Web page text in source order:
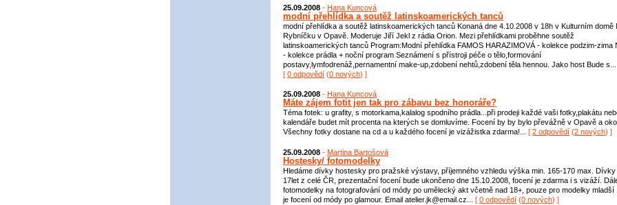
25.09.2008 - Hana Kuncová
modní přehlídka a soutěž latinskoamerických tanců
modní přehlídka a soutěž latinskoamerických tanců Konaná dne 4.10.2008 v 18h v Kulturním domě
Rybníčku v Opavě. Moderuje Jiří Jekl z rádia Orion. Mezi přehlídkami proběhne soutěž
latinskoamerických tanců Program:Modní přehlídka FAMOS HARAZIMOVÁ - kolekce podzim-zima
- kolekce prádla + noční program Seznámení s přístroji péče o tělo,formování
postavy,lymfodrenáž,pernamentní make-up,zdobení nehtů,zdobení těla hennou. Jako host Bude s...
[ 0 odpovědí (0 nových) ]
25.09.2008 - Hana Kuncová
Máte zájem fotit jen tak pro zábavu bez honoráře?
Téma fotek: u grafity, s motorkama,kalalog spodního prádla...při prodeji každé vaši fotky,plakátu
kalendáře budet mít procenta na kterých se domluvíme. Focení by by bylo převážně v Opavě a
Všechny fotky dostane na cd a u každého focení je vizážistka zdarma!... [ 2 odpovědí (2 nových) ]
25.09.2008 - Martina Bartošová
Hostesky/ fotomodelky
Hledáme dívky hostesky pro pražské výstavy, příjemného vzhledu výška min. 165-170 max. Dívky
17let z celé ČR, prezentační focení bude ukončeno dne 15.10.2008, focení je zdarma i s vizáží.
fotomodelky na fotografování od módy po umělecký akt včetně nad 18+, pouze pro modelky mladší
je focení od módy po glamour. Email atelier.jk@email.cz... [ 0 odpovědí (0 nových) ]